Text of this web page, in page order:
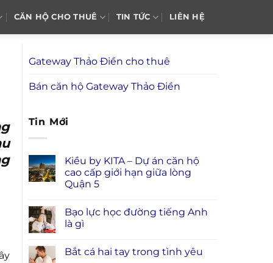
CĂN HỘ CHO THUÊ TIN TỨC LIÊN HỆ
Gateway Thảo Điền cho thuê
Bán căn hộ Gateway Thảo Điền
Tin Mới
Kiều by KITA – Dự án căn hộ
cao cấp giới hạn giữa lòng
Quận 5
Bạo lực học đường tiếng Anh
là gì
Bắt cá hai tay trong tình yêu